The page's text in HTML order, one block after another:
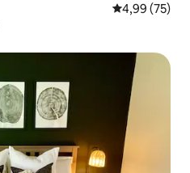
Évaluation
4,99 (75)